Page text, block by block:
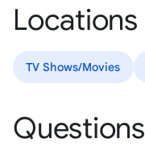
Locations
TV Shows/Movies
Questions